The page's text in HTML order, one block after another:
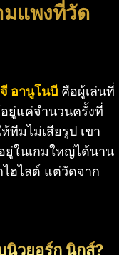
แพงที่วัด
อานูโนบี คือผู้เล่นที่
ยู่แค่จำนวนครั้งที่
ทีมไม่เสียรูป เขา
ยู่ในเกมใหญ่ได้นาน
ฮไลต์ แต่วัดจาก
วยอร์ก นิกส์?